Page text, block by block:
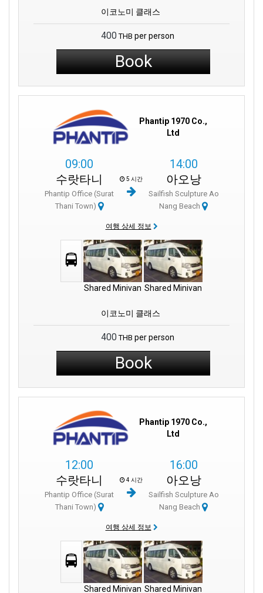
이코노미 클래스
400 THB per person
Book
Phantip 1970 Co.,
Ltd
09:00
수랏타니
Phantip Office (Surat
Thani Town)
5 시간
14:00
아오낭
Sailfish Sculpture Ao
Nang Beach
여행 상세 정보
Shared Minivan Shared Minivan
이코노미 클래스
400 THB per person
Book
Phantip 1970 Co.,
Ltd
12:00
수랏타니
Phantip Office (Surat
Thani Town)
4 시간
16:00
아오낭
Sailfish Sculpture Ao
Nang Beach
여행 상세 정보
Shared Minivan Shared Minivan